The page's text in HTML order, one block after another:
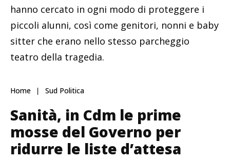
hanno cercato in ogni modo di proteggere i
piccoli alunni, così come genitori, nonni e baby
sitter che erano nello stesso parcheggio
teatro della tragedia.
Home Sud Politica
Sanità, in Cdm le prime
mosse del Governo per
ridurre le liste d’attesa